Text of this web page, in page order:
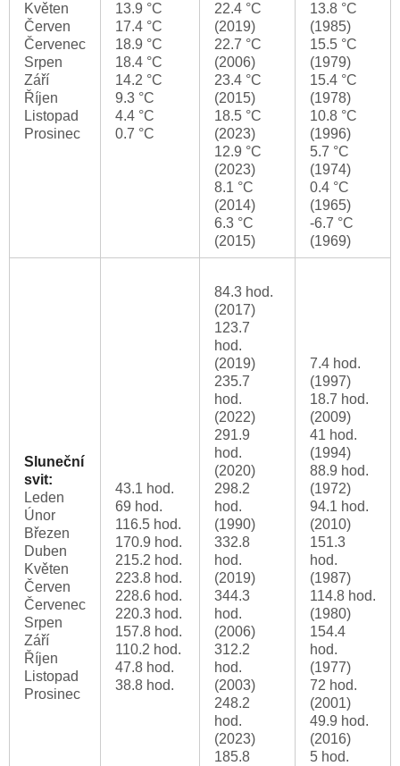
Květen
Červen
Červenec
Srpen
Září
Říjen
Listopad
Prosinec
13.9 °C
17.4 °C
18.9 °C
18.4 °C
14.2 °C
9.3 °C
4.4 °C
0.7 °C
22.4 °C
(2019)
22.7 °C
(2006)
23.4 °C
(2015)
18.5 °C
(2023)
12.9 °C
(2023)
8.1 °C
(2014)
6.3 °C
(2015)
13.8 °C
(1985)
15.5 °C
(1979)
15.4 °C
(1978)
10.8 °C
(1996)
5.7 °C
(1974)
0.4 °C
(1965)
-6.7 °C
(1969)
Sluneční
svit:
Leden
Únor
Březen
Duben
Květen
Červen
Červenec
Srpen
Září
Říjen
Listopad
Prosinec
43.1 hod.
69 hod.
116.5 hod.
170.9 hod.
215.2 hod.
223.8 hod.
228.6 hod.
220.3 hod.
157.8 hod.
110.2 hod.
47.8 hod.
38.8 hod.
84.3 hod.
(2017)
123.7
hod.
(2019)
235.7
hod.
(2022)
291.9
hod.
(2020)
298.2
hod.
(1990)
332.8
hod.
(2019)
344.3
hod.
(2006)
312.2
hod.
(2003)
248.2
hod.
(2023)
185.8
7.4 hod.
(1997)
18.7 hod.
(2009)
41 hod.
(1994)
88.9 hod.
(1972)
94.1 hod.
(2010)
151.3
hod.
(1987)
114.8 hod.
(1980)
154.4
hod.
(1977)
72 hod.
(2001)
49.9 hod.
(2016)
5 hod.